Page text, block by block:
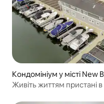
Кондомініум у місті New
Живіть життям пристані